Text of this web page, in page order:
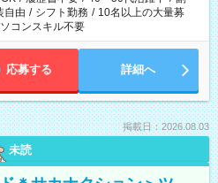
自由 / シフト勤務 / 10名以上の大量募
コンスキル不要
応募する 詳細へ
掲載日：2026.08.03
未読